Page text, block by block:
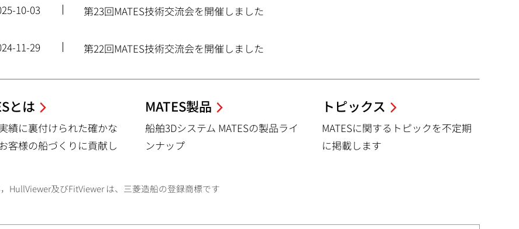
10-03 第23回MATES技術交流会を開催しました
11-29 第22回MATES技術交流会を開催しました
とは
績に裏付けられた確かな
客様の船づくりに貢献し
MATES製品
船舶3Dシステム MATESの製品ライ
ンナップ
トピックス
MATESに関するトピックを不定期
に掲載します
，HullViewer及びFitViewer は、三菱造船の登録商標です